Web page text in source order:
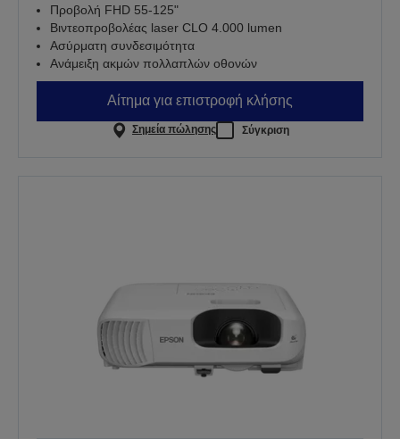
Προβολή FHD 55-125"
Βιντεοπροβολέας laser CLO 4.000 lumen
Ασύρματη συνδεσιμότητα
Ανάμειξη ακμών πολλαπλών οθονών
Αίτημα για επιστροφή κλήσης
Σημεία πώλησης Σύγκριση